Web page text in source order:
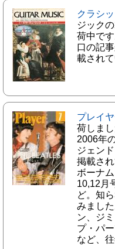
クラシ
ジック
荷中で
口の記
載されて
プレイ
荷しま
2006年
ジェン
掲載さ
ボーナ
10,12月
ど。知
みまし
ン、ジ
プ・パ
など、